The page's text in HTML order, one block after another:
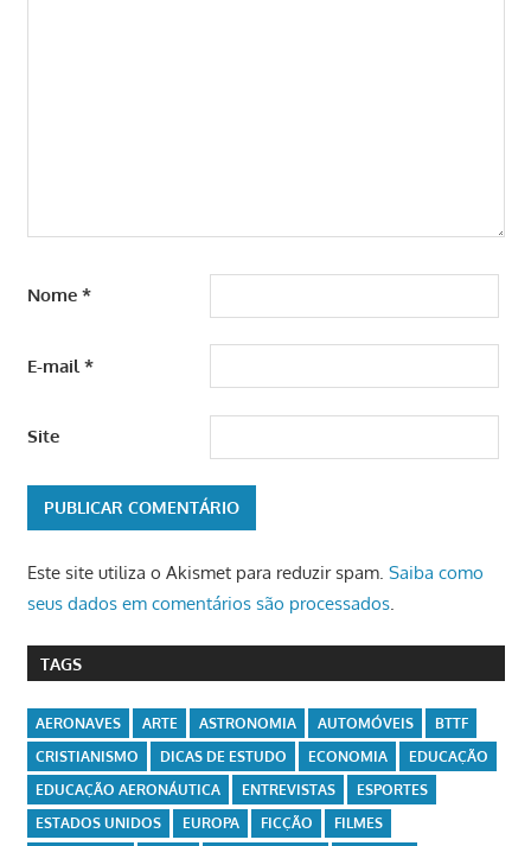
Nome *
E-mail *
Site
Este site utiliza o Akismet para reduzir spam. Saiba como
seus dados em comentários são processados.
TAGS
AERONAVES ARTE ASTRONOMIA AUTOMÓVEIS
BTTF
CRISTIANISMO
DICAS DE ESTUDO ECONOMIA
EDUCAÇÃO
EDUCAÇÃO AERONÁUTICA
ENTREVISTAS
ESPORTES
ESTADOS UNIDOS
EUROPA FICÇÃO
FILMES